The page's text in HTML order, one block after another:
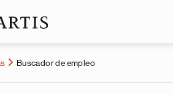
Buscador de empleo